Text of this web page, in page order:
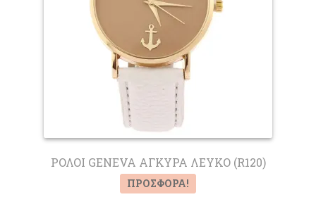
ΡΟΛΟΙ GENEVA ΑΓΚΥΡΑ ΛΕΥΚΟ (R120)
ΠΡΟΣΦΟΡΆ!